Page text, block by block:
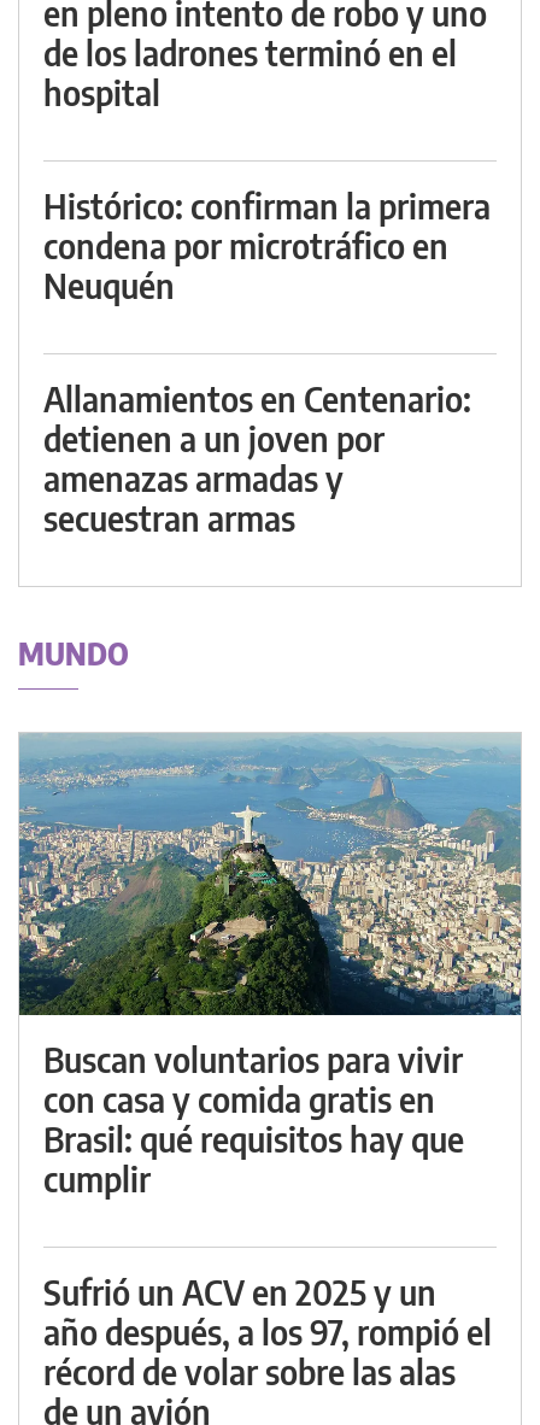
en pleno intento de robo y uno
de los ladrones terminó en el
hospital
Histórico: confirman la primera
condena por microtráfico en
Neuquén
Allanamientos en Centenario:
detienen a un joven por
amenazas armadas y
secuestran armas
MUNDO
Buscan voluntarios para vivir
con casa y comida gratis en
Brasil: qué requisitos hay que
cumplir
Sufrió un ACV en 2025 y un
año después, a los 97, rompió el
récord de volar sobre las alas
de un avión